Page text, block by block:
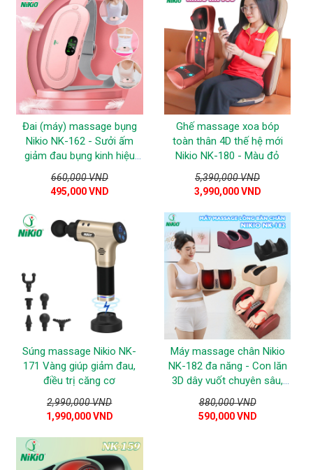
Đai (máy) massage bụng
Nikio NK-162 - Sưởi ấm
giảm đau bụng kinh hiệu
quả
660,000 VND
495,000 VND
Ghế massage xoa bóp
toàn thân 4D thế hệ mới
Nikio NK-180 - Màu đỏ
5,390,000 VND
3,990,000 VND
Súng massage Nikio NK-
171 Vàng giúp giảm đau,
điều trị căng cơ
2,990,000 VND
1,990,000 VND
Máy massage chân Nikio
NK-182 đa năng - Con lăn
3D dây vuốt chuyên sâu,
nhiệt hồng ngoại
880,000 VND
590,000 VND